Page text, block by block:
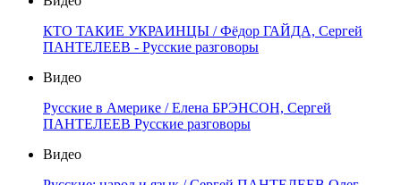
КТО ТАКИЕ УКРАИНЦЫ / Фёдор ГАЙДА, Сергей
ПАНТЕЛЕЕВ - Русские разговоры
Видео
Русские в Америке / Елена БРЭНСОН, Сергей
ПАНТЕЛЕЕВ Русские разговоры
Видео